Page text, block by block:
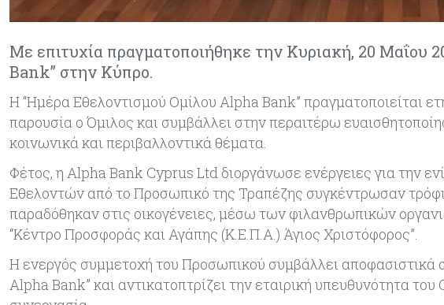
Με επιτυχία πραγματοποιήθηκε την Κυριακή, 20 Μαΐου
Bank’’ στην Κύπρο.
Η “Ημέρα Εθελοντισμού Ομίλου Alpha Bank” πραγματοποιείται
παρουσία ο Όμιλος και συμβάλλει στην περαιτέρω
κοινωνικά και περιβαλλοντικά θέματα.
Φέτος, η Alpha Bank Cyprus Ltd διοργάνωσε ενέργειες για την
Εθελοντών από το Προσωπικό της Τραπέζης συγκέντρωσαν
παραδόθηκαν στις οικογένειες, μέσω των φιλανθρωπικών
“Κέντρο Προσφοράς και Αγάπης (Κ.Ε.Π.Α.) Άγιος Χριστόφορος”.
Η ενεργός συμμετοχή του Προσωπικού συμβάλλει αποφασιστικά
Alpha Bank” και αντικατοπτρίζει την εταιρική υπευθυνότητα